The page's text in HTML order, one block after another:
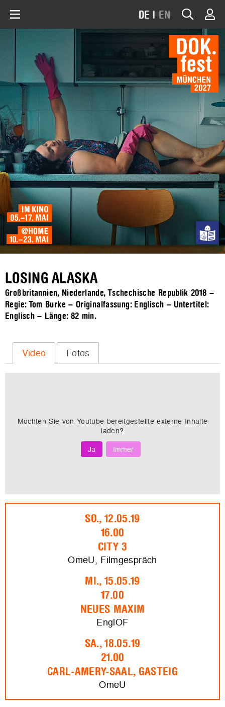
DE | EN
LOSING ALASKA
Großbritannien, Niederlande, Tschechische Republik 2018 –
Regie: Tom Burke – Originalfassung: Englisch – Untertitel:
Englisch – Länge: 82 min.
Video Fotos
Möchten Sie von Youtube bereitgestellte externe Inhalte
laden?
Ja
Immer
SO., 12.05.19
16.00
CITY 3
OmeU, Filmgespräch
MI., 15.05.19
17.00
NEUES MAXIM
EnglOF
SA., 18.05.19
21.00
CARL-AMERY-SAAL, GASTEIG
OmeU